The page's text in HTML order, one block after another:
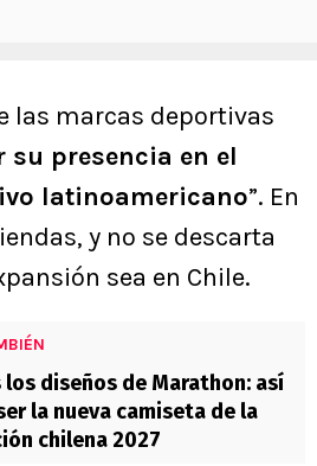
las marcas deportivas
su presencia en el
latinoamericano”. En
y no se descarta
sea en Chile.
los diseños de Marathon: así
la nueva camiseta de la
chilena 2027